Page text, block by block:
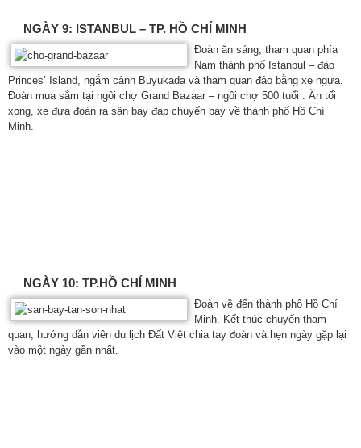
NGÀY 9: ISTANBUL – TP. HỒ CHÍ MINH
Đoàn ăn sáng, tham quan phía
Nam thành phố Istanbul – đảo
Princes’ Island, ngắm cảnh Buyukada và tham quan đảo bằng xe ngựa.
Đoàn mua sắm tại ngôi chợ Grand Bazaar – ngôi chợ 500 tuổi . Ăn tối
xong, xe đưa đoàn ra sân bay đáp chuyến bay về thành phố Hồ Chí
Minh.
NGÀY 10: TP.HỒ CHÍ MINH
Đoàn về đến thành phố Hồ Chí
Minh. Kết thúc chuyến tham
quan, hướng dẫn viên du lịch Đất Việt chia tay đoàn và hẹn ngày gặp lại
vào một ngày gần nhất.